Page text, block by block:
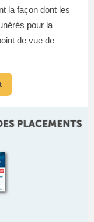
la façon dont les
pour la
de vue de